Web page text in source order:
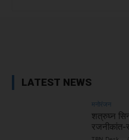
LATEST NEWS
मनोरंजन
शत्रुघ्न
रजनीकांत-